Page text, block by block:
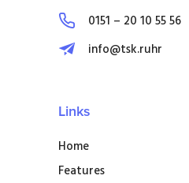
0151 – 20 10 55 56
info@tsk.ruhr
Links
Home
Features